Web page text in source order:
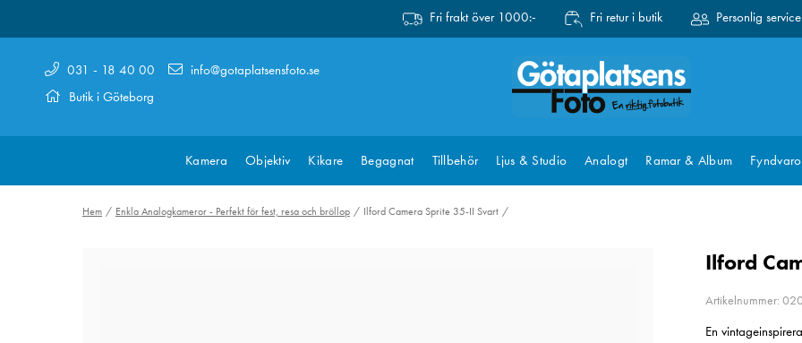
Fri frakt över 1000:- Fri retur i butik Personlig service
031 - 18 40 00
Butik i Göteborg
info@gotaplatsensfoto.se
Kamera Objektiv Kikare Begagnat Tillbehör Ljus & Studio Analogt Ramar & Album
Hem Enkla Analogkameror - Perfekt för fest, resa och bröllop Ilford Camera Sprite 35-II Svart
Ilford
Artikelnummer:
En